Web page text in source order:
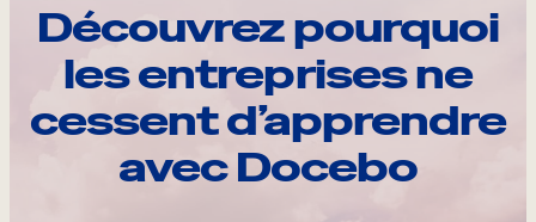
Découvrez pourquoi
les entreprises ne
cessent d’apprendre
avec Docebo